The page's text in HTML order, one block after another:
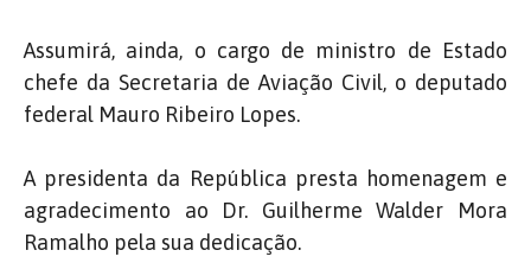
Assumirá, ainda, o cargo de ministro de Estado
chefe da Secretaria de Aviação Civil, o deputado
federal Mauro Ribeiro Lopes.
A presidenta da República presta homenagem e
agradecimento ao Dr. Guilherme Walder Mora
Ramalho pela sua dedicação.